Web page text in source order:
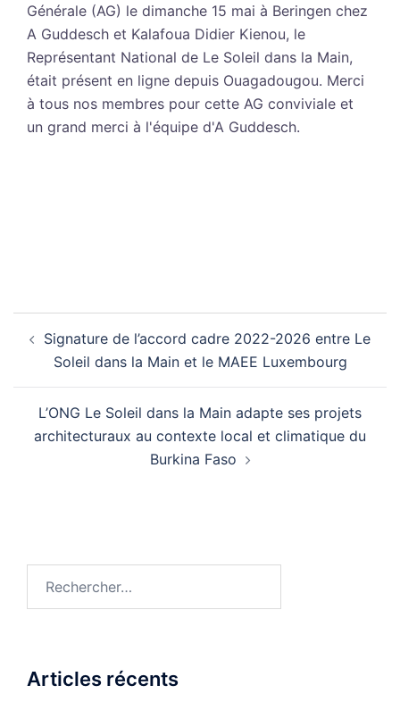
Générale (AG) le dimanche 15 mai à Beringen chez
A Guddesch et Kalafoua Didier Kienou, le
Représentant National de Le Soleil dans la Main,
était présent en ligne depuis Ouagadougou. Merci
à tous nos membres pour cette AG conviviale et
un grand merci à l'équipe d'A Guddesch.
d’article
Signature de l’accord cadre 2022-2026 entre Le
Soleil dans la Main et le MAEE Luxembourg
L’ONG Le Soleil dans la Main adapte ses projets
architecturaux au contexte local et climatique du
Burkina Faso
Articles récents